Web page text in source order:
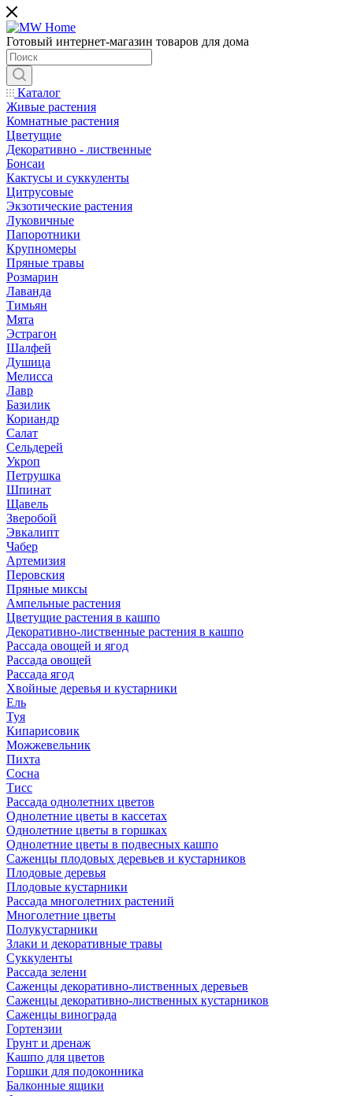
Готовый интернет-магазин товаров для дома
Каталог
Живые растения
Комнатные растения
Цветущие
Декоративно - лиственные
Бонсаи
Кактусы и суккуленты
Цитрусовые
Экзотические растения
Луковичные
Папоротники
Крупномеры
Пряные травы
Розмарин
Лаванда
Тимьян
Мята
Эстрагон
Шалфей
Душица
Мелисса
Лавр
Базилик
Кориандр
Салат
Сельдерей
Укроп
Петрушка
Шпинат
Щавель
Зверобой
Эвкалипт
Чабер
Артемизия
Перовския
Пряные миксы
Ампельные растения
Цветущие растения в кашпо
Декоративно-лиственные растения в кашпо
Рассада овощей и ягод
Рассада овощей
Рассада ягод
Хвойные деревья и кустарники
Ель
Туя
Кипарисовик
Можжевельник
Пихта
Сосна
Тисc
Рассада однолетних цветов
Однолетние цветы в кассетах
Однолетние цветы в горшках
Однолетние цветы в подвесных кашпо
Саженцы плодовых деревьев и кустарников
Плодовые деревья
Плодовые кустарники
Рассада многолетних растений
Многолетние цветы
Полукустарники
Злаки и декоративные травы
Суккуленты
Рассада зелени
Саженцы декоративно-лиственных деревьев
Саженцы декоративно-лиственных кустарников
Саженцы винограда
Гортензии
Грунт и дренаж
Кашпо для цветов
Горшки для подоконника
Балконные ящики